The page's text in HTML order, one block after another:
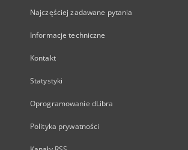
Najczęściej zadawane pytania
Informacje techniczne
Kontakt
Statystyki
Oprogramowanie dLibra
Polityka prywatności